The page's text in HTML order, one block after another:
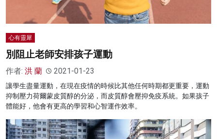
心有靈犀
別阻止老師安排孩子運動
作者: 洪 蘭 2021-01-23
讓學生盡量運動，在現在疫情的時候比其他任何時期都更重要，運動
抑制壓力荷爾蒙皮質醇的分泌，而皮質醇會壓抑免疫系統。如果孩子
體能好，他會有更高的學習和心智運作效率。